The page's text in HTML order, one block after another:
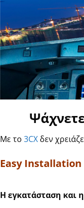
Με το 3CX δεν
Easy
Η εγκατάσταση και